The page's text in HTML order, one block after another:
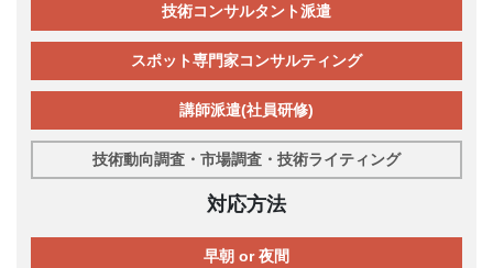
技術コンサルタント派遣
スポット専門家コンサルティング
講師派遣(社員研修)
技術動向調査・市場調査・技術ライティング
対応方法
早朝 or 夜間